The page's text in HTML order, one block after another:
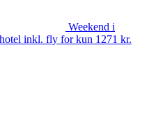
Weekend i
inkl. fly for kun 1271 kr.